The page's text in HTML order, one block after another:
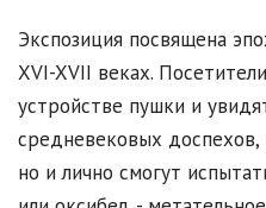
Экспозиция посвящена
XVI-XVII веках.
устройстве пушки и
средневековых
но и лично смогут